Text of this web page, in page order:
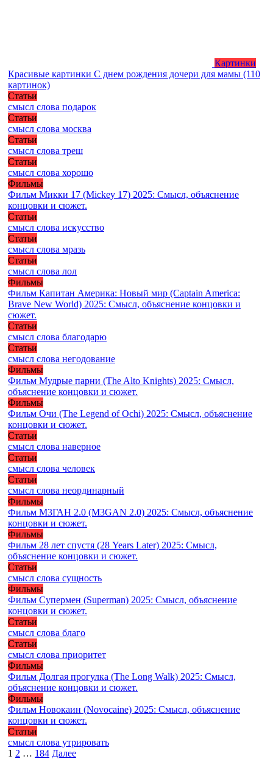
Картинки
Красивые картинки С днем рождения дочери для мамы (110
картинок)
Статьи
смысл слова подарок
Статьи
смысл слова москва
Статьи
смысл слова треш
Статьи
смысл слова хорошо
Фильмы
Фильм Микки 17 (Mickey 17) 2025: Смысл, объяснение
концовки и сюжет.
Статьи
смысл слова искусство
Статьи
смысл слова мразь
Статьи
смысл слова лол
Фильмы
Фильм Капитан Америка: Новый мир (Captain America:
Brave New World) 2025: Смысл, объяснение концовки и
сюжет.
Статьи
смысл слова благодарю
Статьи
смысл слова негодование
Фильмы
Фильм Мудрые парни (The Alto Knights) 2025: Смысл,
объяснение концовки и сюжет.
Фильмы
Фильм Очи (The Legend of Ochi) 2025: Смысл, объяснение
концовки и сюжет.
Статьи
смысл слова наверное
Статьи
смысл слова человек
Статьи
смысл слова неординарный
Фильмы
Фильм М3ГАН 2.0 (M3GAN 2.0) 2025: Смысл, объяснение
концовки и сюжет.
Фильмы
Фильм 28 лет спустя (28 Years Later) 2025: Смысл,
объяснение концовки и сюжет.
Статьи
смысл слова сущность
Фильмы
Фильм Супермен (Superman) 2025: Смысл, объяснение
концовки и сюжет.
Статьи
смысл слова благо
Статьи
смысл слова приоритет
Фильмы
Фильм Долгая прогулка (The Long Walk) 2025: Смысл,
объяснение концовки и сюжет.
Фильмы
Фильм Новокаин (Novocaine) 2025: Смысл, объяснение
концовки и сюжет.
Статьи
смысл слова утрировать
Пагинация
1 2 … 184 Далее